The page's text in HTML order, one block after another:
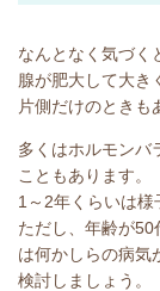
なんとなく気づく
腺が肥大して大き
片側だけのときも
多くはホルモンバ
こともあります。
1～2年くらいは様
ただし、年齢が
は何かしらの病気
検討しましょう。